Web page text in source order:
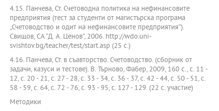
4.15. Панчева, Ст. Счетоводна политика на нефинансовите
предприятия (тест за студенти от магистърска програма
„Счетоводство и одит на нефинансовите предприятия”).
Свищов, СА “Д. А. Ценов”, 2006. http://wdo.uni-
svishtov.bg/teacher/test/start.asp (25 с.)
4.16. Панчева, Ст. в съавторство. Счетоводство. (сборник от
задачи, казуси и тестове). В. Търново, Фабер, 2009, 160 с., с. 11 -
12, с. 20 - 21, с. 27 - 28, с. 33 - 34, с. 36 - 37, с. 42 - 44, с. 50 - 51, с.
58 - 59, с. 64, с. 72 - 76, с. 93 - 95, с. 127 - 129. (22 с. участие)
Методики